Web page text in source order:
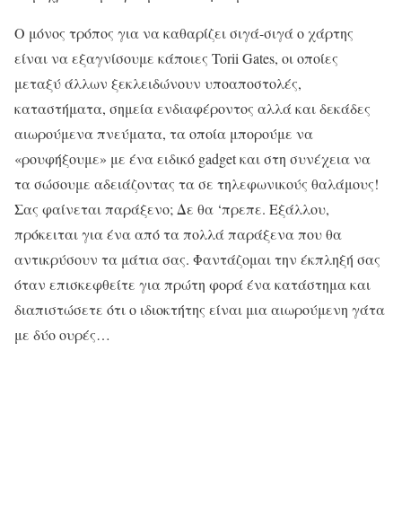
Ο μόνος τρόπος για να καθαρίζει σιγά-σιγά ο χάρτης
είναι να εξαγνίσουμε κάποιες Torii Gates, οι οποίες
μεταξύ άλλων ξεκλειδώνουν υποαποστολές,
καταστήματα, σημεία ενδιαφέροντος αλλά και δεκάδες
αιωρούμενα πνεύματα, τα οποία μπορούμε να
«ρουφήξουμε» με ένα ειδικό gadget και στη συνέχεια να
τα σώσουμε αδειάζοντας τα σε τηλεφωνικούς θαλάμους!
Σας φαίνεται παράξενο; Δε θα ‘πρεπε. Εξάλλου,
πρόκειται για ένα από τα πολλά παράξενα που θα
αντικρύσουν τα μάτια σας. Φαντάζομαι την έκπληξή σας
όταν επισκεφθείτε για πρώτη φορά ένα κατάστημα και
διαπιστώσετε ότι ο ιδιοκτήτης είναι μια αιωρούμενη γάτα
με δύο ουρές…